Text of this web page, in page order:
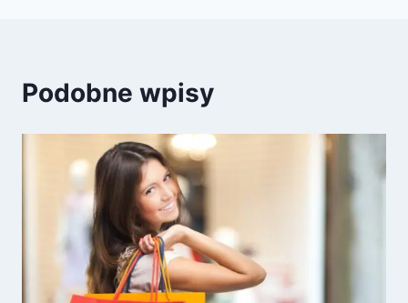
Podobne wpisy